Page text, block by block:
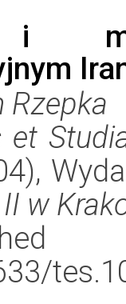
i
Rzepka
et
II w